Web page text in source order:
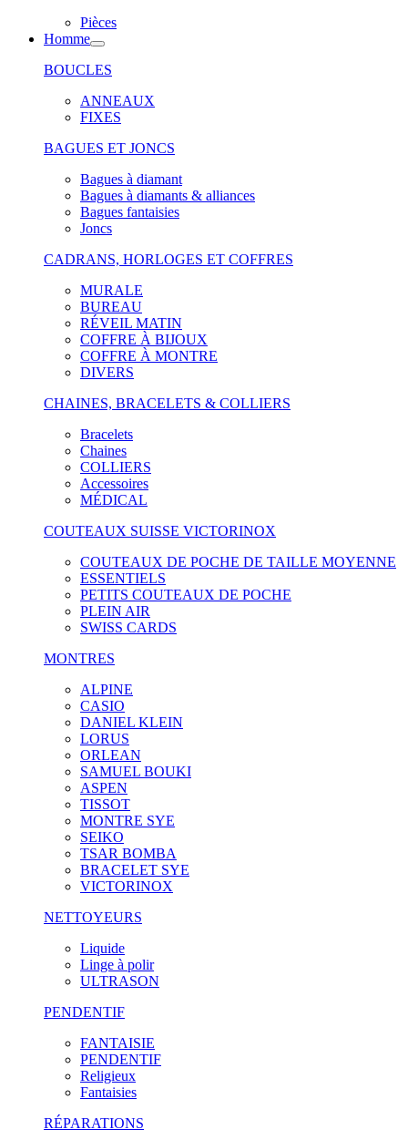
Pièces
Homme
BOUCLES
ANNEAUX
FIXES
BAGUES ET JONCS
Bagues à diamant
Bagues à diamants & alliances
Bagues fantaisies
Joncs
CADRANS, HORLOGES ET COFFRES
MURALE
BUREAU
RÉVEIL MATIN
COFFRE À BIJOUX
COFFRE À MONTRE
DIVERS
CHAINES, BRACELETS & COLLIERS
Bracelets
Chaines
COLLIERS
Accessoires
MÉDICAL
COUTEAUX SUISSE VICTORINOX
COUTEAUX DE POCHE DE TAILLE MOYENNE
ESSENTIELS
PETITS COUTEAUX DE POCHE
PLEIN AIR
SWISS CARDS
MONTRES
ALPINE
CASIO
DANIEL KLEIN
LORUS
ORLEAN
SAMUEL BOUKI
ASPEN
TISSOT
MONTRE SYE
SEIKO
TSAR BOMBA
BRACELET SYE
VICTORINOX
NETTOYEURS
Liquide
Linge à polir
ULTRASON
PENDENTIF
FANTAISIE
PENDENTIF
Religieux
Fantaisies
RÉPARATIONS